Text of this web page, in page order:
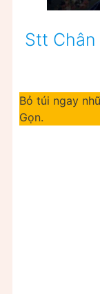
Stt
Bỏ túi ngay
Gọn.